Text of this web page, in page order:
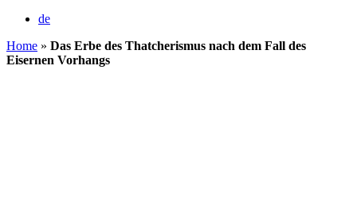
de
Home » Das Erbe des Thatcherismus nach dem Fall des
Eisernen Vorhangs